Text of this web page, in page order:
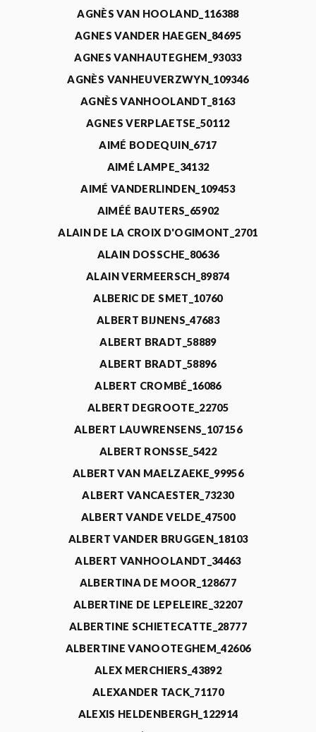
AGNÈS VAN HOOLAND_116388
AGNES VANDER HAEGEN_84695
AGNES VANHAUTEGHEM_93033
AGNÈS VANHEUVERZWYN_109346
AGNÈS VANHOOLANDT_8163
AGNES VERPLAETSE_50112
AIMÉ BODEQUIN_6717
AIMÉ LAMPE_34132
AIMÉ VANDERLINDEN_109453
AIMÉÉ BAUTERS_65902
ALAIN DE LA CROIX D'OGIMONT_2701
ALAIN DOSSCHE_80636
ALAIN VERMEERSCH_89874
ALBERIC DE SMET_10760
ALBERT BIJNENS_47683
ALBERT BRADT_58889
ALBERT BRADT_58896
ALBERT CROMBÉ_16086
ALBERT DEGROOTE_22705
ALBERT LAUWRENSENS_107156
ALBERT RONSSE_5422
ALBERT VAN MAELZAEKE_99956
ALBERT VANCAESTER_73230
ALBERT VANDE VELDE_47500
ALBERT VANDER BRUGGEN_18103
ALBERT VANHOOLANDT_34463
ALBERTINA DE MOOR_128677
ALBERTINE DE LEPELEIRE_32207
ALBERTINE SCHIETECATTE_28777
ALBERTINE VANOOTEGHEM_42606
ALEX MERCHIERS_43892
ALEXANDER TACK_71170
ALEXIS HELDENBERGH_122914